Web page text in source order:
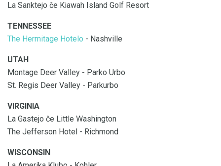
La Sanktejo ĉe Kiawah Island Golf Resort
TENNESSEE
The Hermitage Hotelo - Nashville
UTAH
Montage Deer Valley - Parko Urbo
St. Regis Deer Valley - Parkurbo
VIRGINIA
La Gastejo ĉe Little Washington
The Jefferson Hotel - Richmond
WISCONSIN